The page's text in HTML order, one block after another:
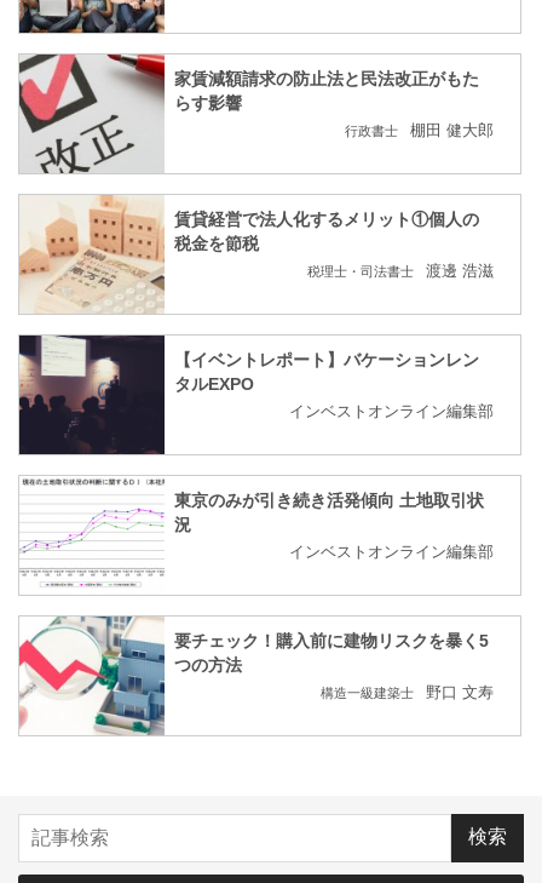
家賃減額請求の防止法と民法改正がもた
らす影響
行政書士 棚田 健大郎
賃貸経営で法人化するメリット①個人の
税金を節税
税理士・司法書士 渡邊 浩滋
【イベントレポート】バケーションレン
タルEXPO
インベストオンライン編集部
東京のみが引き続き活発傾向 土地取引状
況
インベストオンライン編集部
要チェック！購入前に建物リスクを暴く5
つの方法
構造一級建築士 野口 文寿